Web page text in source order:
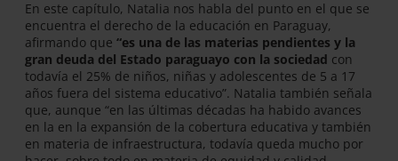
En este capítulo, Natalia nos habla del punto en el que se
encuentra el derecho de la educación en Paraguay,
afirmando que “es una de las materias pendientes y la
gran deuda del Estado paraguayo con la sociedad con
todavía el 25% de niños, niñas y adolescentes de 5 a 17
años fuera del sistema educativo”. Natalia también señala
que, aunque “en las últimas décadas ha habido avances
en la en la expansión de la cobertura educativa y también
en materia de infraestructura, todavía queda mucho por